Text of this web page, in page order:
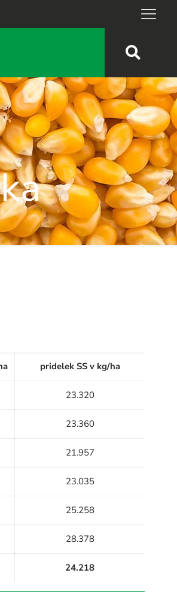
pridelek SS v kg/ha
23.320
23.360
21.957
23.035
25.258
28.378
24.218